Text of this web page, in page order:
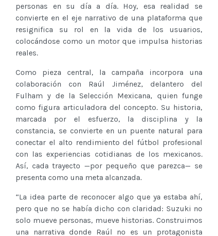
personas en su día a día. Hoy, esa realidad se
convierte en el eje narrativo de una plataforma que
resignifica su rol en la vida de los usuarios,
colocándose como un motor que impulsa historias
reales.
Como pieza central, la campaña incorpora una
colaboración con Raúl Jiménez, delantero del
Fulham y de la Selección Mexicana, quien funge
como figura articuladora del concepto. Su historia,
marcada por el esfuerzo, la disciplina y la
constancia, se convierte en un puente natural para
conectar el alto rendimiento del fútbol profesional
con las experiencias cotidianas de los mexicanos.
Así, cada trayecto —por pequeño que parezca— se
presenta como una meta alcanzada.
“La idea parte de reconocer algo que ya estaba ahí,
pero que no se había dicho con claridad: Suzuki no
solo mueve personas, mueve historias. Construimos
una narrativa donde Raúl no es un protagonista